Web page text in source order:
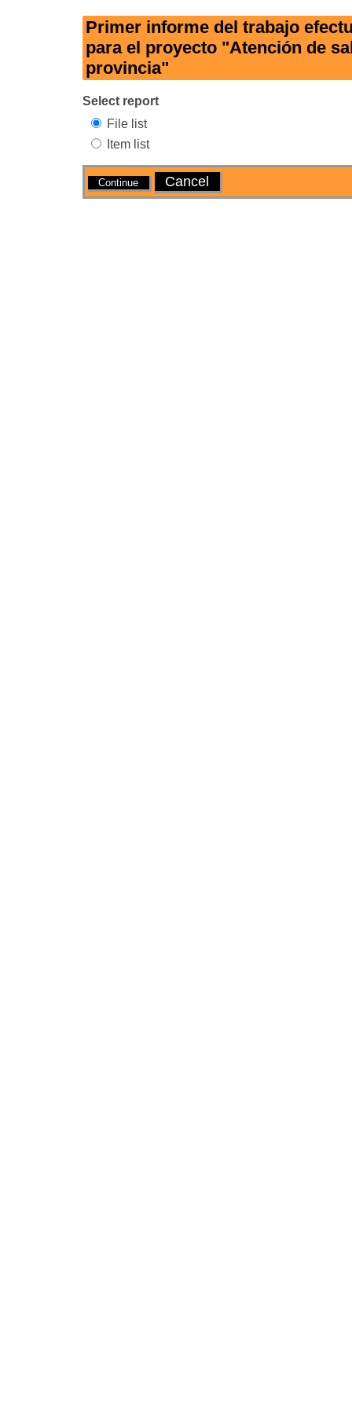
Primer informe del trabajo
para el proyecto "Atención de
provincia"
Select report
File list
Item list
Actions Cancel